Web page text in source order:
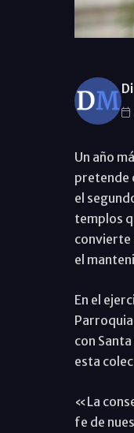
Un año
pretende
el
templos
convierte
el
En el
con
esta
«La
fe de